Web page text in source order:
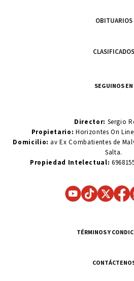
OBITUARIOS
CLASIFICADOS
SEGUINOS EN
Director: Sergio
Propietario:Horizontes On
Domicilio: av Ex Combatientes de
Salta.
Propiedad Intelectual:
TÉRMINOS Y